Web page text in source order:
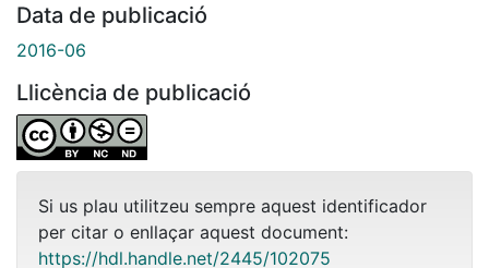
Data de publicació
2016-06
Llicència de publicació
Si us plau utilitzeu sempre aquest identificador
per citar o enllaçar aquest document:
https://hdl.handle.net/2445/102075